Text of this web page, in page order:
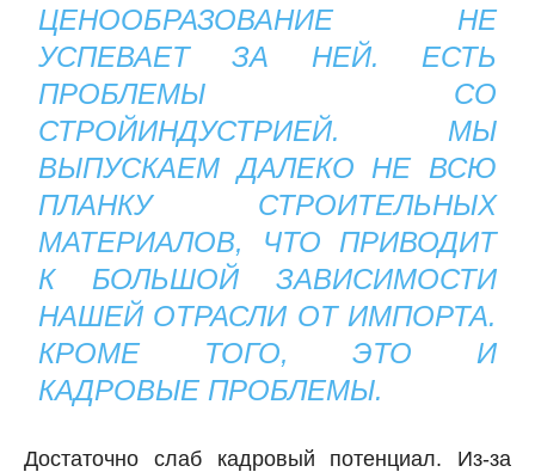
ЦЕНООБРАЗОВАНИЕ НЕ
УСПЕВАЕТ ЗА НЕЙ. ЕСТЬ
ПРОБЛЕМЫ СО
СТРОЙИНДУСТРИЕЙ. МЫ
ВЫПУСКАЕМ ДАЛЕКО НЕ ВСЮ
ПЛАНКУ СТРОИТЕЛЬНЫХ
МАТЕРИАЛОВ, ЧТО ПРИВОДИТ
К БОЛЬШОЙ ЗАВИСИМОСТИ
НАШЕЙ ОТРАСЛИ ОТ ИМПОРТА.
КРОМЕ ТОГО, ЭТО И
КАДРОВЫЕ ПРОБЛЕМЫ.
Достаточно слаб кадровый потенциал. Из-за